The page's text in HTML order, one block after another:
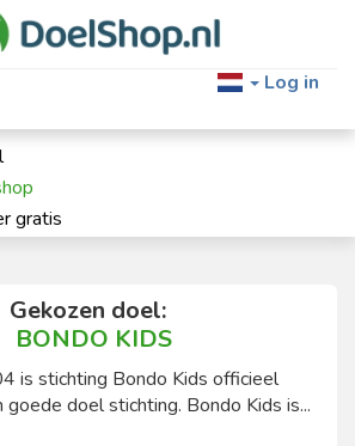
Log in
gratis
Gekozen doel:
BONDO KIDS
is stichting Bondo Kids officieel
doel stichting. Bondo Kids is...